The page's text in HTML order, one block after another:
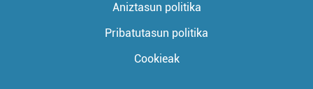
Aniztasun politika
Pribatutasun politika
Cookieak